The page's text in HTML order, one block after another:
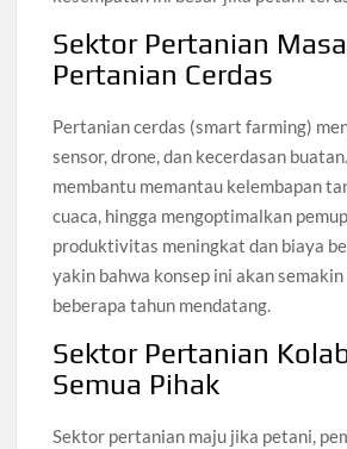
Sektor Pertanian
Pertanian Cerdas
Pertanian cerdas (smart farming)
sensor, drone, dan kecerdasan
membantu memantau kelembapan
cuaca, hingga mengoptimalkan
produktivitas meningkat dan biaya
yakin bahwa konsep ini akan
beberapa tahun mendatang.
Sektor Pertanian
Semua Pihak
Sektor pertanian maju jika petani,